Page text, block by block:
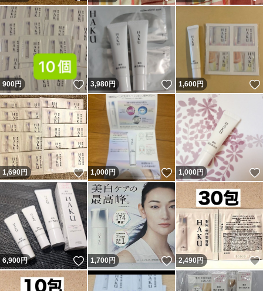
900円 いいね！
3,980円 いいね！
1,600円
1,690円 いいね！
1,000円 いいね！
1,000円
6,900円 いいね！
1,700円 いいね！
2,490円